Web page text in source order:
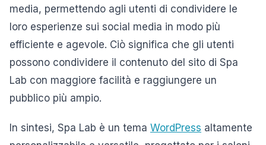
media, permettendo agli utenti di condividere le
loro esperienze sui social media in modo più
efficiente e agevole. Ciò significa che gli utenti
possono condividere il contenuto del sito di Spa
Lab con maggiore facilità e raggiungere un
pubblico più ampio.
In sintesi, Spa Lab è un tema WordPress altamente